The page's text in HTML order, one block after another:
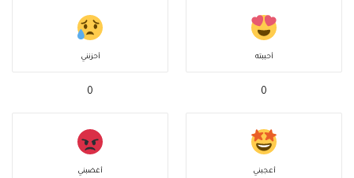
أحببته
0
أحزنني
0
أعجبني أغضبني